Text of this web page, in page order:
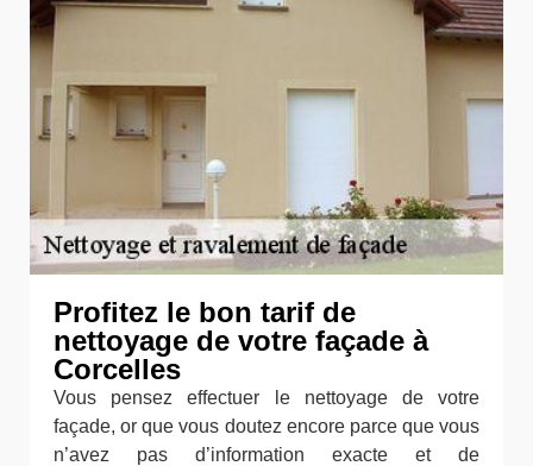
Profitez le bon tarif de
nettoyage de votre façade à
Corcelles
Vous pensez effectuer le nettoyage de votre
façade, or que vous doutez encore parce que vous
n’avez pas d’information exacte et de